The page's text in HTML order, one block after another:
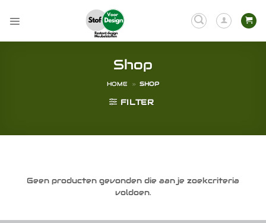
naar
Shop
HOME » SHOP
FILTER
Geen producten gevonden die aan je zoekcriteria
voldoen.